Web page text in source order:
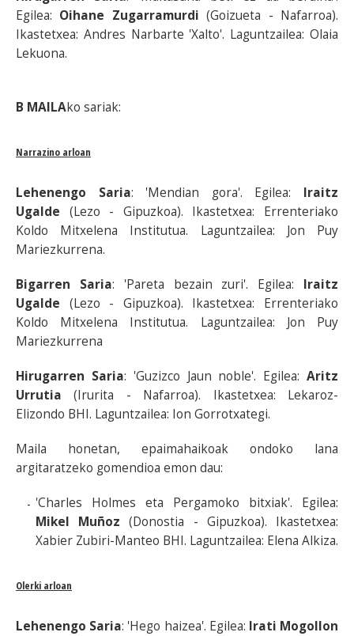
Egilea: Oihane Zugarramurdi (Goizueta - Nafarroa).
Ikastetxea: Andres Narbarte 'Xalto'. Laguntzailea: Olaia
Lekuona.
B MAILAko sariak:
Narrazino arloan
Lehenengo Saria: 'Mendian gora'. Egilea: Iraitz
Ugalde (Lezo - Gipuzkoa). Ikastetxea: Errenteriako
Koldo Mitxelena Institutua. Laguntzailea: Jon Puy
Mariezkurrena.
Bigarren Saria: 'Pareta bezain zuri'. Egilea: Iraitz
Ugalde (Lezo - Gipuzkoa). Ikastetxea: Errenteriako
Koldo Mitxelena Institutua. Laguntzailea: Jon Puy
Mariezkurrena
Hirugarren Saria: 'Guzizco Jaun noble'. Egilea:Aritz
Urrutia(Irurita - Nafarroa). Ikastetxea: Lekaroz-
Elizondo BHI. Laguntzailea: Ion Gorrotxategi.
Maila honetan, epaimahaikoak ondoko lana
argitaratzeko gomendioa emon dau:
'Charles Holmes eta Pergamoko bitxiak'. Egilea:
Mikel Muñoz(Donostia - Gipuzkoa). Ikastetxea:
Xabier Zubiri-Manteo BHI. Laguntzailea: Elena Alkiza.
Olerki arloan
Lehenengo Saria: 'Hego haizea'. Egilea: Irati Mogollon